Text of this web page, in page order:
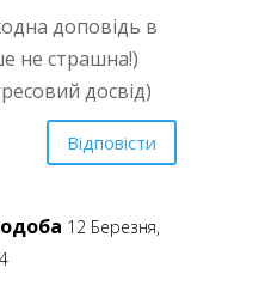
доповідь в
не страшна!)
досвід)
Відповісти
12 Березня,